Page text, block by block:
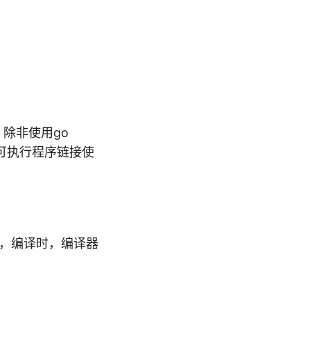
除非使用go
执行程序链接使
编译时，编译器